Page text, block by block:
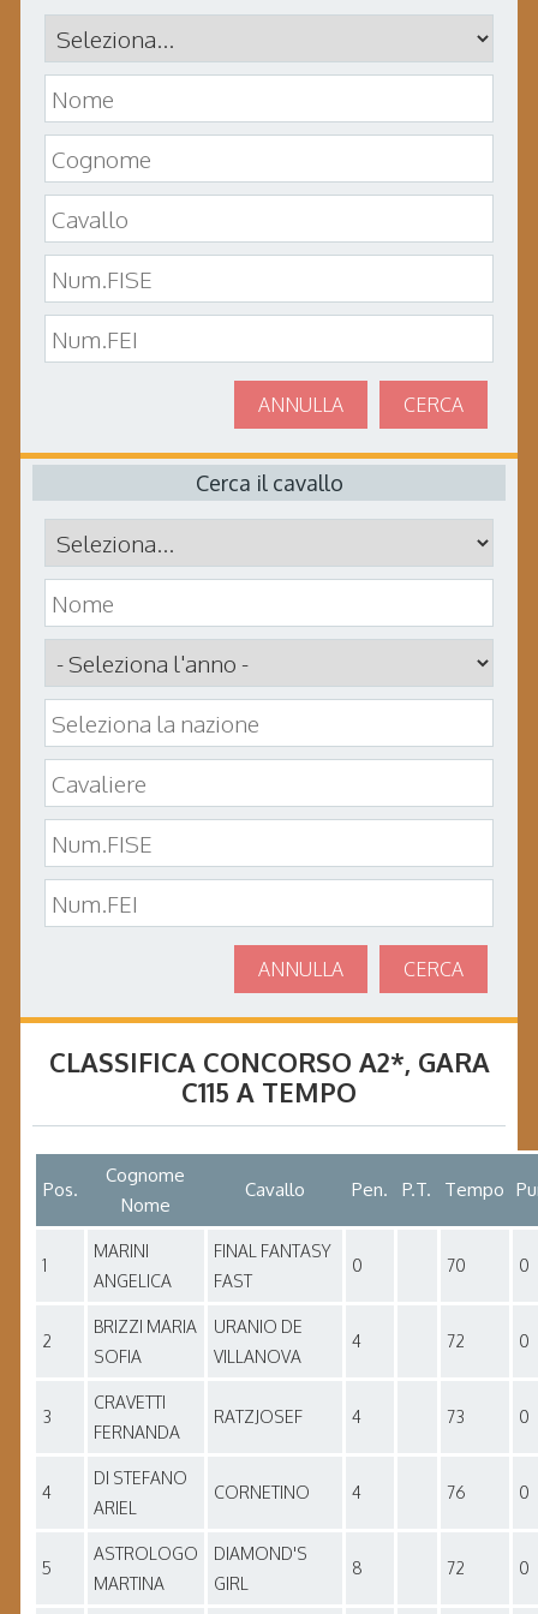
CERCA
ANNULLA
Cerca il cavallo
CERCA
ANNULLA
CLASSIFICA CONCORSO A2*, GARA
C115 A TEMPO
Pos.
Cognome
Nome
Cavallo Pen. P.T. Tempo
1
MARINI
ANGELICA
FINAL FANTASY
FAST
0 70 0
2
BRIZZI MARIA
SOFIA
URANIO DE
VILLANOVA
4 72 0
3
CRAVETTI
FERNANDA
RATZJOSEF 4 73 0
4
DI STEFANO
ARIEL
CORNETINO 4 76 0
5
ASTROLOGO
MARTINA
DIAMOND'S
GIRL
8 72 0